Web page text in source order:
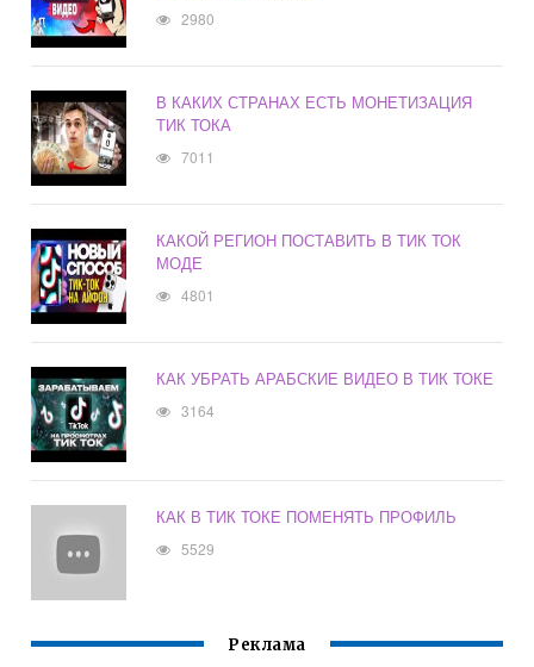
2980
В КАКИХ СТРАНАХ ЕСТЬ МОНЕТИЗАЦИЯ
ТИК ТОКА
7011
КАКОЙ РЕГИОН ПОСТАВИТЬ В ТИК ТОК
МОДЕ
4801
КАК УБРАТЬ АРАБСКИЕ ВИДЕО В ТИК ТОКЕ
3164
КАК В ТИК ТОКЕ ПОМЕНЯТЬ ПРОФИЛЬ
5529
Реклама